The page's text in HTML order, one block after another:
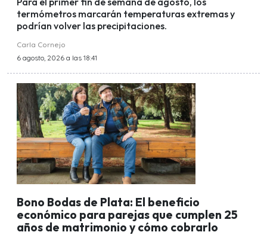
termómetros marcarán temperaturas extremas y
podrían volver las precipitaciones.
Carla Cornejo
6 agosto, 2026 a las 18:41
Bono Bodas de Plata: El beneficio
económico para parejas que cumplen 25
años de matrimonio y cómo cobrarlo